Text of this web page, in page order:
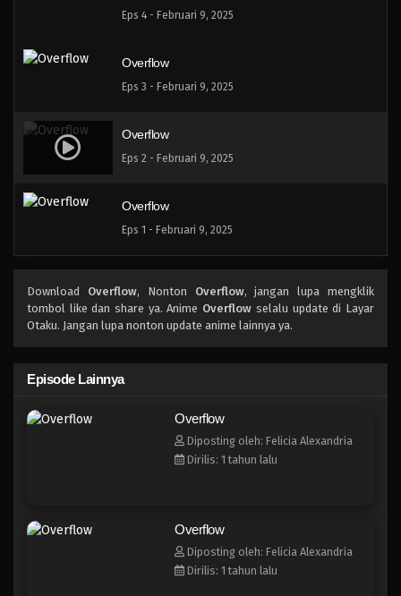
Eps 4 - Februari 9, 2025
Overflow
Eps 3 - Februari 9, 2025
Overflow
Eps 2 - Februari 9, 2025
Overflow
Eps 1 - Februari 9, 2025
Download Overflow, Nonton Overflow, jangan lupa mengklik
tombol like dan share ya. Anime Overflow selalu update di Layar
Otaku. Jangan lupa nonton update anime lainnya ya.
Episode Lainnya
Overflow
Diposting oleh: Felicia Alexandria
Dirilis: 1 tahun lalu
Overflow
Diposting oleh: Felicia Alexandria
Dirilis: 1 tahun lalu